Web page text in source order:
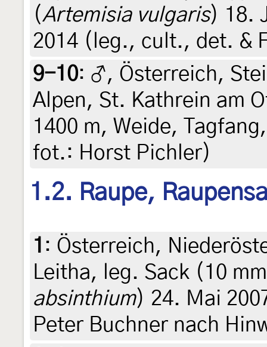
(Artemisia vulgaris) 18.
2014 (leg., cult., det. &
9-10: ♂, Österreich,
Alpen, St. Kathrein am
1400 m, Weide,
fot.: Horst Pichler)
1.2. Raupe,
1 : Österreich,
Leitha, leg. Sack (10
absinthium) 24. Mai
Peter Buchner nach